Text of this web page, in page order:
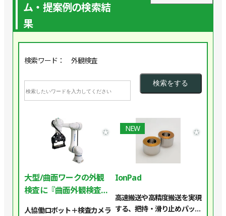
ム・提案例の検索結
果
検索ワード： 外観検査
★
大型/曲面ワークの外観
検査に『曲面外観検査ロ
人協働ロボット＋検査カメラ
NEW ★
IonPad
高速搬送や高精度搬送を実現
する、把持・滑り止めパッド